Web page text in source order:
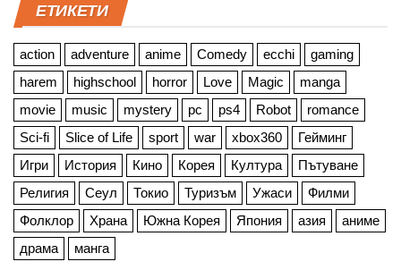
ЕТИКЕТИ
action adventure anime Comedy ecchi
gaming
harem
highschool horror Love Magic
manga
movie
music mystery pc ps4 Robot
romance
Sci-fi
Slice of Life sport war xbox360
Гейминг
Игри
История Кино Корея Култура
Пътуване
Религия
Сеул Токио Туризъм Ужаси
Филми
Фолклор
Храна Южна Корея Япония азия
аниме
драма
манга